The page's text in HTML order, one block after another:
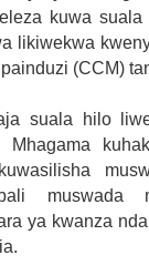
kuwa
likiwekwa
(CCM)
suala hilo
Mhagama
muswada
ya kwanza